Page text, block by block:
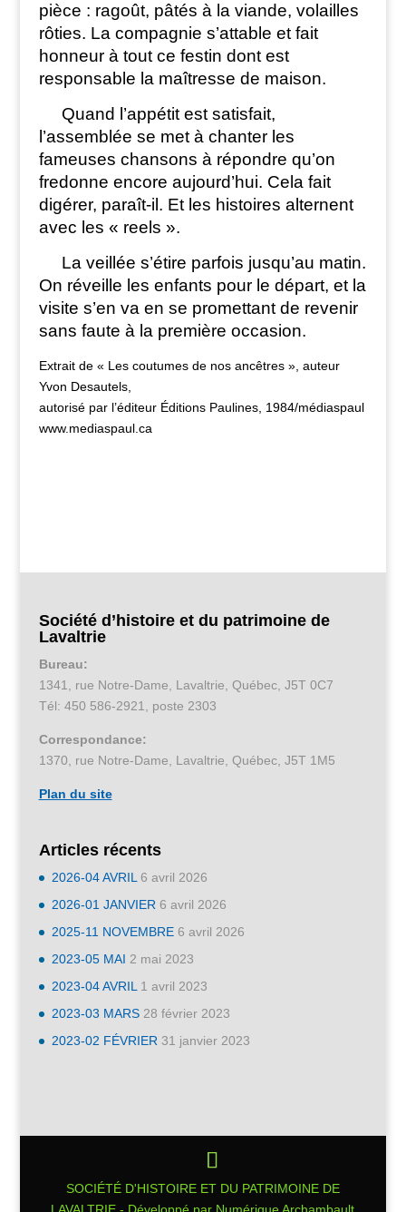
pièce : ragoût, pâtés à la viande, volailles
rôties. La compagnie s’attable et fait
honneur à tout ce festin dont est
responsable la maîtresse de maison.
Quand l’appétit est satisfait,
l’assemblée se met à chanter les
fameuses chansons à répondre qu’on
fredonne encore aujourd’hui. Cela fait
digérer, paraît-il. Et les histoires alternent
avec les « reels ».
La veillée s’étire parfois jusqu’au matin.
On réveille les enfants pour le départ, et la
visite s’en va en se promettant de revenir
sans faute à la première occasion.
Extrait de « Les coutumes de nos ancêtres », auteur
Yvon Desautels,
autorisé par l’éditeur Éditions Paulines, 1984/médiaspaul
www.mediaspaul.ca
Société d’histoire et du patrimoine de
Lavaltrie
Bureau:
1341, rue Notre-Dame, Lavaltrie, Québec, J5T 0C7
Tél: 450 586-2921, poste 2303
Correspondance:
1370, rue Notre-Dame, Lavaltrie, Québec, J5T 1M5
Plan du site
Articles récents
2026-04 AVRIL 6 avril 2026
2026-01 JANVIER 6 avril 2026
2025-11 NOVEMBRE 6 avril 2026
2023-05 MAI 2 mai 2023
2023-04 AVRIL 1 avril 2023
2023-03 MARS 28 février 2023
2023-02 FÉVRIER 31 janvier 2023
SOCIÉTÉ D'HISTOIRE ET DU PATRIMOINE DE
LAVALTRIE - Développé par Numérique Archambault